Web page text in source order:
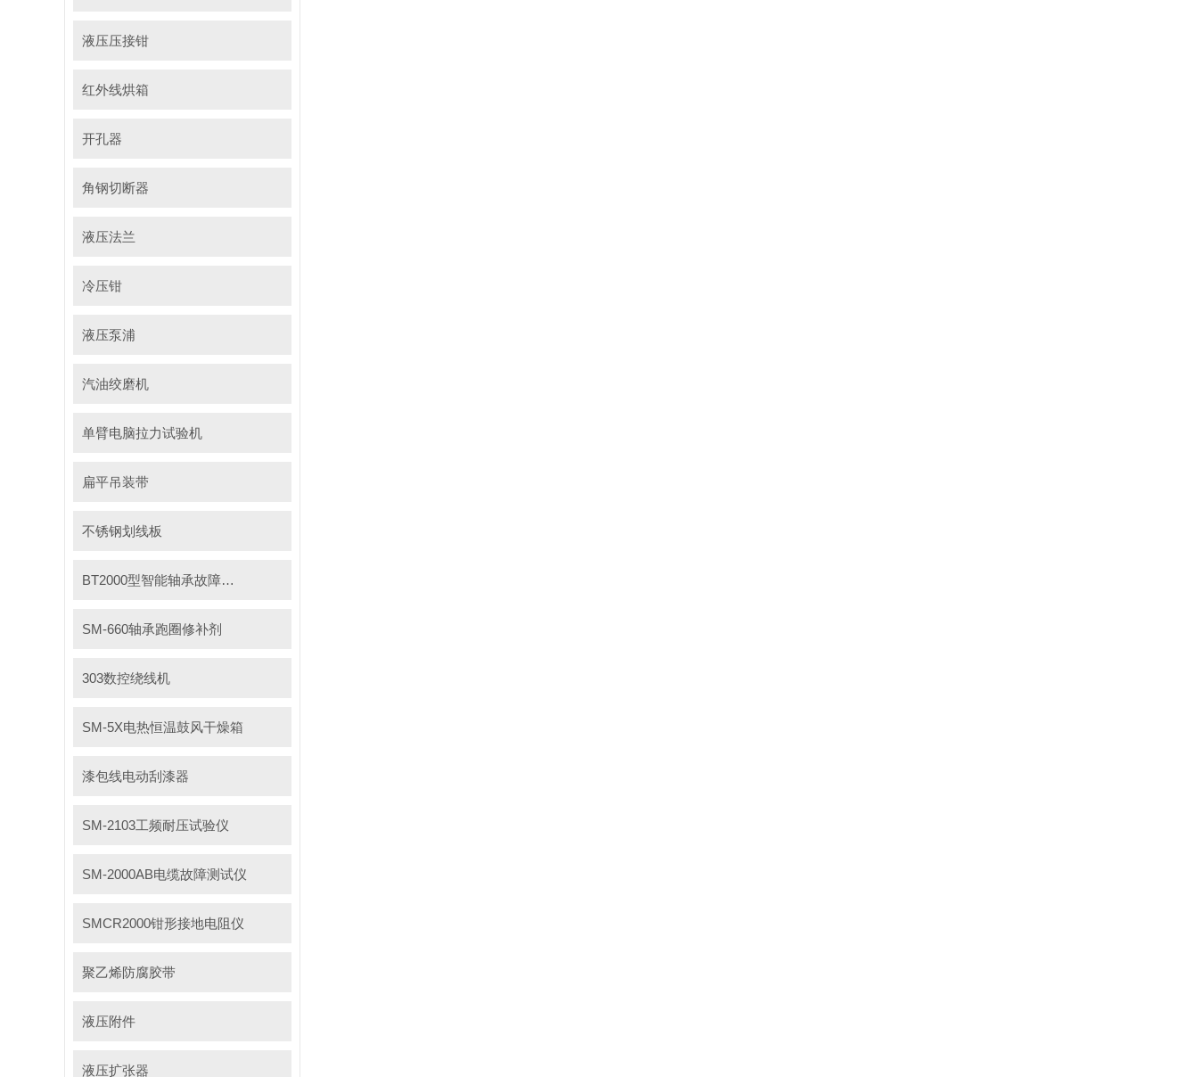
液压压接钳
红外线烘箱
开孔器
角钢切断器
液压法兰
冷压钳
液压泵浦
汽油绞磨机
单臂电脑拉力试验机
扁平吊装带
不锈钢划线板
BT2000型智能轴承故障测试仪
SM-660轴承跑圈修补剂
303数控绕线机
SM-5X电热恒温鼓风干燥箱
漆包线电动刮漆器
SM-2103工频耐压试验仪
SM-2000AB电缆故障测试仪
SMCR2000钳形接地电阻仪
聚乙烯防腐胶带
液压附件
液压扩张器